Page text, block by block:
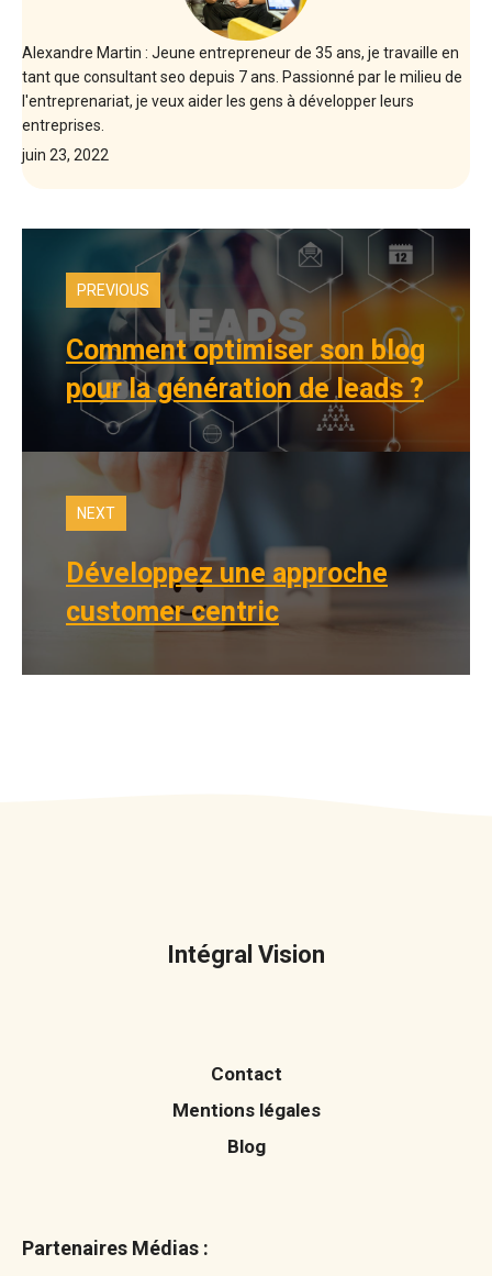
Alexandre Martin : Jeune entrepreneur de 35 ans, je travaille en
tant que consultant seo depuis 7 ans. Passionné par le milieu de
l'entreprenariat, je veux aider les gens à développer leurs
entreprises.
juin 23, 2022
PREVIOUS
Comment optimiser son blog
pour la génération de leads ?
NEXT
Développez une approche
customer centric
Intégral Vision
Contact
Mentions légales
Blog
Partenaires Médias :